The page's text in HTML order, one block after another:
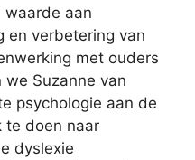
waarde aan
en verbetering van
met ouders
Suzanne van
psychologie aan de
te doen naar
dyslexie